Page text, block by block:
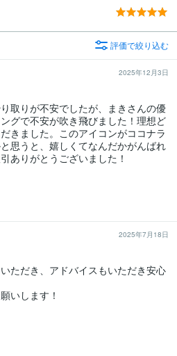
評価で絞り込む
2025年12月3日
取りが不安でしたが、まきさんの優
グで不安が吹き飛びました！理想ど
きました。このアイコンがココナラ
思うと、嬉しくてなんだかがんばれ
ありがとうございました！
2025年7月18日
ただき、アドバイスもいただき安心
いします！